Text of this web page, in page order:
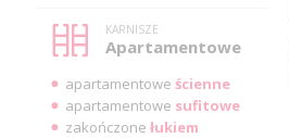
KARNISZE
Apartamentowe
apartamentowe ścienne
apartamentowe sufitowe
zakończone łukiem